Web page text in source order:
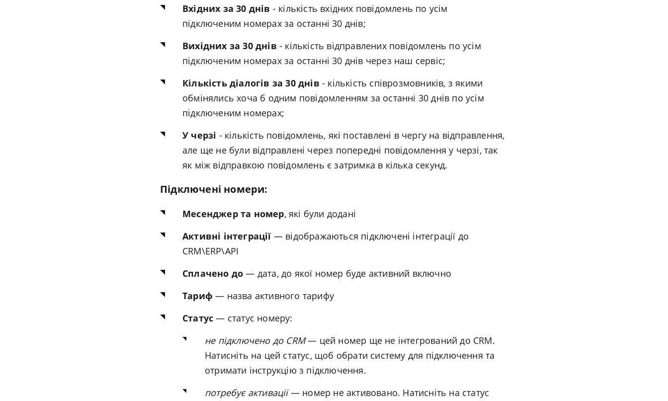
Вхідних за 30 днів - кількість вхідних повідомлень по усім
підключеним номерах за останні 30 днів;
Вихідних за 30 днів - кількість відправлених повідомлень по усім
підключеним номерах за останні 30 днів через наш сервіс;
Кількість діалогів за 30 днів - кількість співрозмовників, з якими
обмінялись хоча б одним повідомленням за останні 30 днів по усім
підключеним номерах;
У черзі - кількість повідомлень, які поставлені в чергу на відправлення,
але ще не були відправлені через попередні повідомлення у черзі, так
як між відправкою повідомлень є затримка в кілька секунд.
Підключені номери:
Месенджер та номер, які були додані
Активні інтеграції — відображаються підключені інтеграції до
CRM\ERP\API
Сплачено до — дата, до якої номер буде активний включно
Тариф — назва активного тарифу
Статус — статус номеру:
не підключено до CRM— цей номер ще не інтегрований до CRM.
Натисніть на цей статус, щоб обрати систему для підключення та
отримати інструкцію з підключення.
потребує активації— номер не активовано. Натисніть на статус